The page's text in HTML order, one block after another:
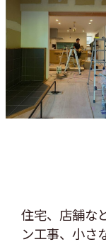
住宅、店舗な
ン工事、 小さ